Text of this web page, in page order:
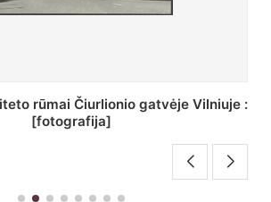
J. Pilsudskio kolegija :
[fotografija]